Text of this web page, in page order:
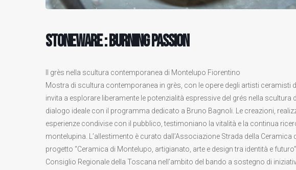
STONEWARE : Burning Passion
Il grès nella scultura contemporanea di Montelupo Fiorentino
Mostra di scultura contemporanea in grès, con le opere degli artisti ceramisti
invita a esplorare liberamente le potenzialità espressive del grés nella scultura
dialogo ideale con il programma dedicato a Bruno Bagnoli. Le creazioni,
esperienze condivise con il pubblico, testimoniano la vitalità e la continua
montelupina. L’allestimento è curato dall’Associazione Strada della Ceramica
progetto “Ceramica di Montelupo, artigianato, arte e design tra identità e
Consiglio Regionale della Toscana nell’ambito del bando a sostegno di